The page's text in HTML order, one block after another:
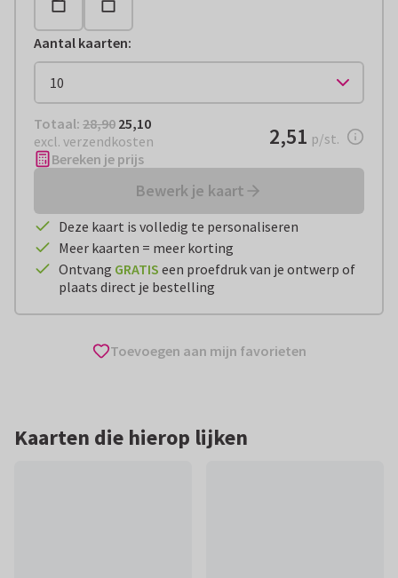
Aantal kaarten:
Totaal: € 25,10
Totaal: 28,90 25,10
excl. verzendkosten
€ 2,51 per stuk
2,51 p/st.
Bereken je prijs
Bewerk je kaart
Deze kaart is volledig te personaliseren
Meer kaarten = meer korting
Ontvang GRATIS een proefdruk van je ontwerp of
plaats direct je bestelling
Toevoegen aan mijn favorieten
Kaarten die hierop lijken